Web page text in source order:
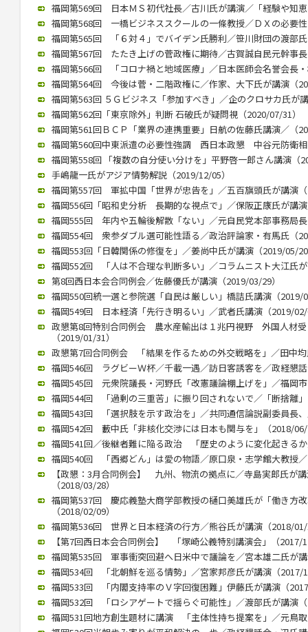
福岡第569回 日本ＭＳ初代社長／古川氏が講演／「経験や知
福岡第568回 一橋ビジネススクールの一條教授／ＤＸの必要
福岡第565回 「６対４」でバイデン氏勝利／笹川財団の渡部
福岡第567回 たたき上げの菅政権に期待／古賀誠自民元幹事
福岡第566回 「コロナ禍と地域医療」／日本医師会名誉会長
福岡第564回 今後は菅・二階政権に／作家、大下氏が講演（
福岡第563回 ５Ｇビジネス「参加すべき」／企のクロサカ氏が
福岡第562回「東京除外」判断 石破氏が疑問視（2020/07/31）
福岡第561回ＢＣＰ「業界の連携重要」日航の佐藤氏講演／（
福岡第560回中東派遣の必要性強調 西日本政懇 中谷元防衛
福岡第558回 「複数の自分使い分けを」平野啓一郎さん講演（
手嶋龍一氏がアジア情勢解説（2019/12/05）
福岡第557回 軍拡中国「世界が忠告を」／五百旗頭氏が講演
福岡556回「昭和史分析 長期的な視点で」／保阪正康氏が講
福岡555回 年内や五輪後解散「ない」／元自民党本部事務局
福岡554回 衆参ダブル選可能性語る／政治評論家・有馬氏（
福岡553回「日韓関係の修復を」／姜尚中氏が講演（2019/05/
福岡552回 「人は不合理な判断多い」／コラムニスト大江氏
第8回西日本会合同例会／佐藤優氏が講演（2019/03/29）
福岡550回統一選と参院選「自民は厳しい」橋詰氏講演（2019/
福岡549回 日本経済「先行き明るい」／武者氏講演（2019/
政懇第8回特別合同例会 農水産輸出は１兆円視野 外国人材受
（2019/01/31）
政懇第7回合同例会 「結果を作るための外交戦略を」／田中
福岡546回 ラグビーＷ杯／千載一遇／訪日客誘客を／政経懇
福岡545回 元衆院議長・河野氏「改憲議論棚上げを」／福岡
福岡544回 「過剰の三重苦」に振り回されないで／「断捨離
福岡543回 「選択肢を示す政治を」／共同通信論説副委員長
福岡542回 藪中氏「非核化交渉には日本も関与を」（2018/
福岡541回／後継者難に陥る政治 「歴史のように変化起きる
福岡540回 「西郷どん」は愛の物語／原口泉・志学館大教授
【政懇：3月合同例会】 九州、物流の拠点に／寺島実郎氏が
（2018/03/28）
福岡第537回 慶応義塾大商学部教授の樋口美雄氏が「働き方
（2018/02/09）
福岡第536回 世界と日本経済の行方／熊谷氏が講演（2018/
【第7回西日本会合同例会】 「塚崎公義特別講演会」（2017/
福岡第535回 軍事衝突回避へ日米中で議論を／宮本雄二氏が
福岡534回 「北朝鮮を巡る情勢」／宮家邦彦氏が講演（2017/
福岡533回 「内閣支持率のＶ字回復困難」伊藤氏が講演（
福岡532回 「ロシアゲートで揺らぐ可能性」／渡部氏が講演
福岡531回地方創生題材に講演 「主体性持ち提案を」／元鳥